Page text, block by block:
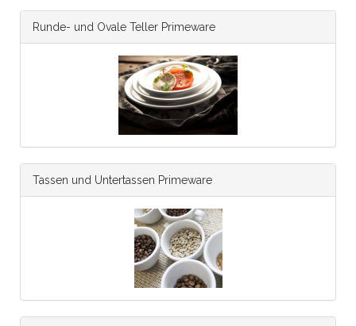
Runde- und Ovale Teller Primeware
Tassen und Untertassen Primeware